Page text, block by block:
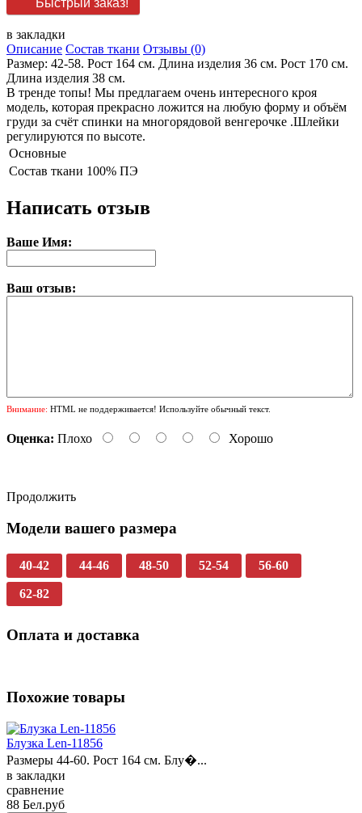
Быстрый заказ!
в закладки
Описание Состав ткани Отзывы (0)
Размер: 42-58. Рост 164 см. Длина изделия 36 см. Рост 170 см.
Длина изделия 38 см.
В тренде топы! Мы предлагаем очень интересного кроя
модель, которая прекрасно ложится на любую форму и объём
груди за счёт спинки на многорядовой венгерочке .Шлейки
регулируются по высоте.
Основные
Состав ткани 100% ПЭ
Написать отзыв
Ваше Имя:
Ваш отзыв:
Внимание: HTML не поддерживается! Используйте обычный текст.
Оценка: Плохо Хорошо
Продолжить
Модели вашего размера
40-42 44-46 48-50 52-54 56-60
62-82
Оплата и доставка
Похожие товары
Блузка Len-11856
Размеры 44-60. Рост 164 см. Блу�...
в закладки
сравнение
88 Бел.руб